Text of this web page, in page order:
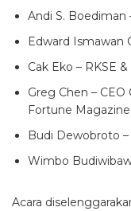
Andi S.
Edward Ismawan
Cak Eko – RKSE
Greg Chen –
Fortune
Budi Dewobroto
Wimbo
Acara